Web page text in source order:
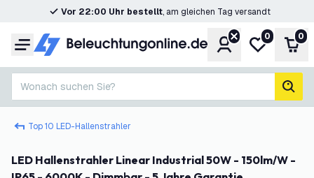
Vor 22:00 Uhr bestellt, am gleichen Tag versandt
Menü KontoMeine
0 0
Wonach suchen Sie?
Top 10 LED-Hallenstrahler
LED Hallenstrahler Linear Industrial 50W - 150lm/W -